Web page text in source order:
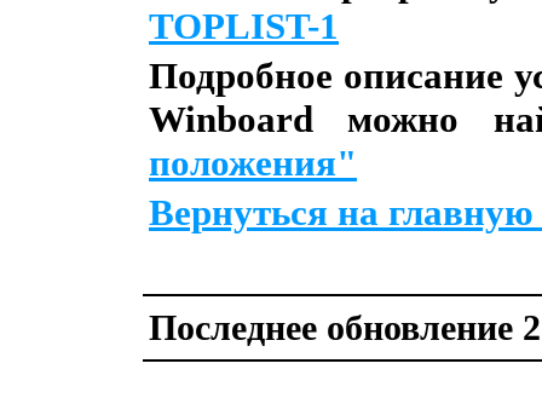
TOPLIST-1
Подробное описание
Winboard можно
положения"
Вернуться на
Последнее обновление